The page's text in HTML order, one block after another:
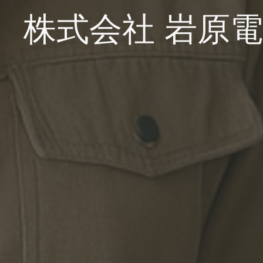
株式会社 岩原